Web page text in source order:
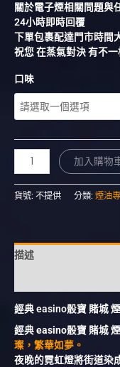
關於電子煙相關問題與
24小時即時回覆
下單包裹配達門市時間
祝您 在蒸氣對決 有不
口味
加入購物
貨號: 不提供 分類: 煙油
描述
經典 easino骰寶 賭城
經典 easino骰寶 賭城
璨，繁華如夢。
夜晚的霓虹燈將街道染